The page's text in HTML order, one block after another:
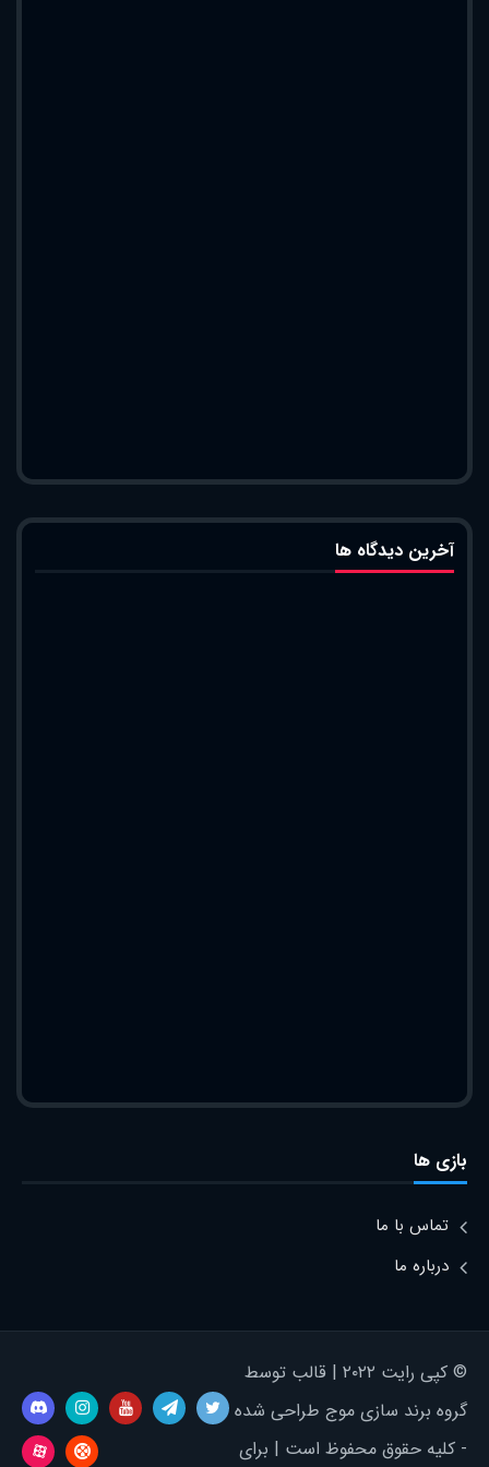
آخرین دیدگاه ها
بازی ها
تماس با ما
درباره ما
© کپی رایت ۲۰۲۲ | قالب توسط
گروه برند سازی موج طراحی شده
- کلیه حقوق محفوظ است | برای